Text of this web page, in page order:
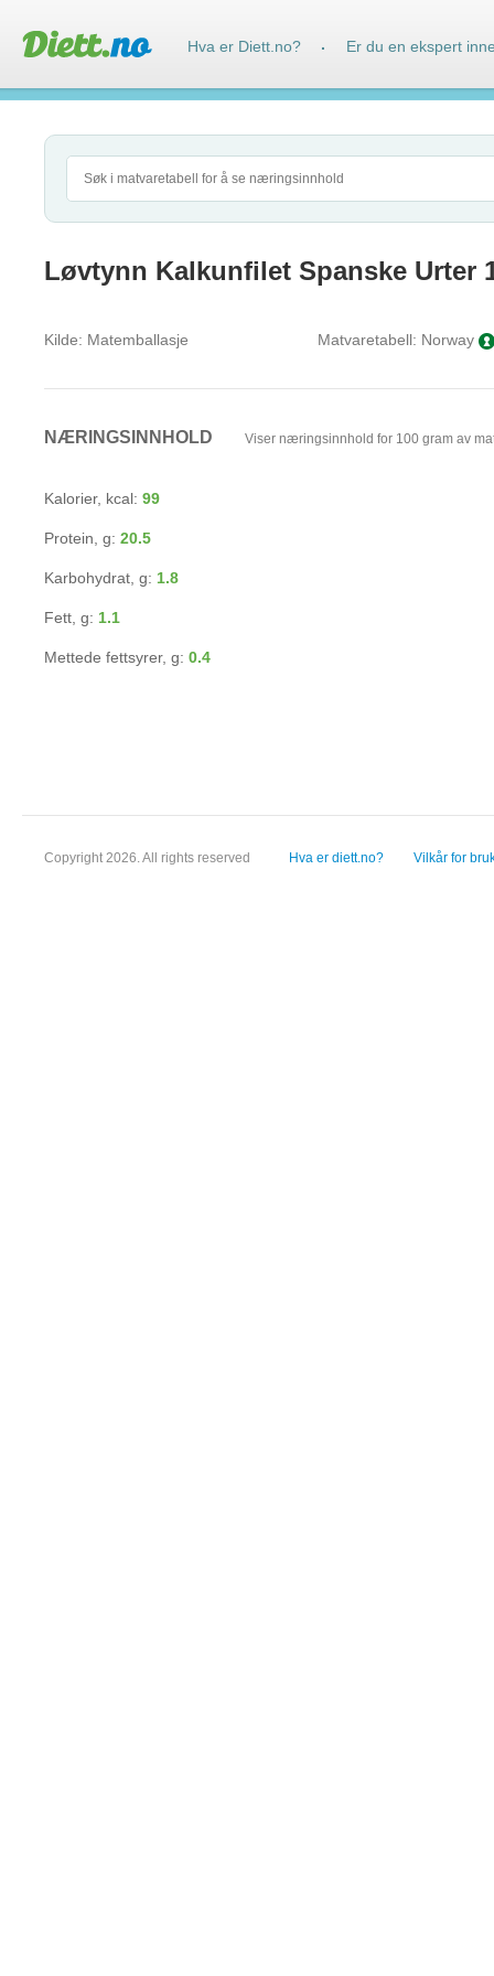
Løvtynn Kalkunfilet Spanske Urter
Kilde: Matemballasje Matvaretabell: Norway
NÆRINGSINNHOLD Viser næringsinnhold for 100 gram av
Kalorier, kcal: 99
Protein, g: 20.5
Karbohydrat, g: 1.8
Fett, g: 1.1
Mettede fettsyrer, g: 0.4
Copyright 2026. All rights reserved Hva er diett.no? Vilkår for
Hva er Diett.no? · Er du en ekspert